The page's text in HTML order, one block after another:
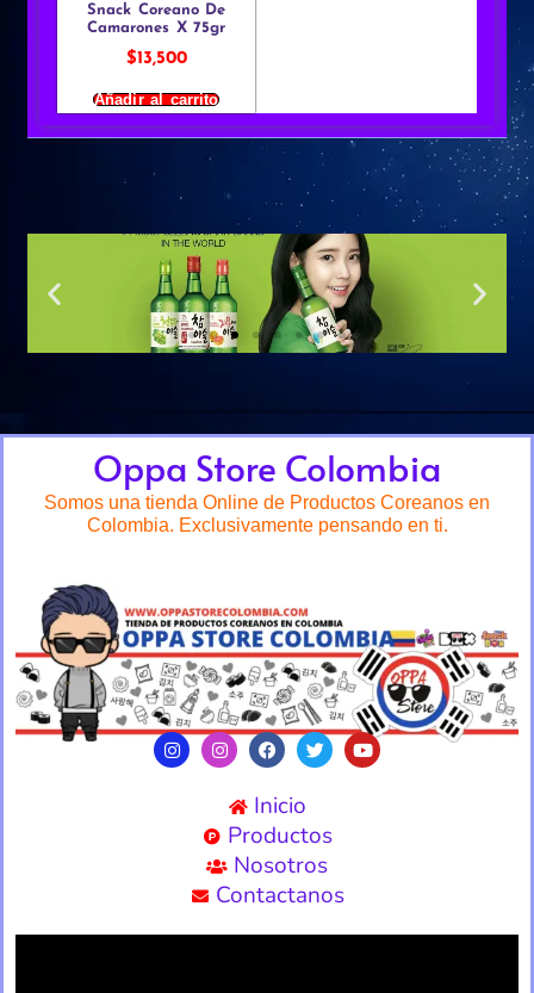
Snack Coreano De
Camarones X 75gr
$13,500
Añadir al carrito
Oppa Store Colombia
Somos una tienda Online de Productos Coreanos en
Colombia. Exclusivamente pensando en ti.
Inicio
Productos
Nosotros
Contactanos